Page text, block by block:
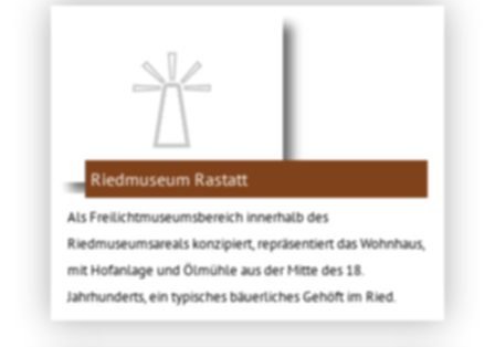
Riedmuseum Rastatt
Als Freilichtmuseumsbereich innerhalb des
Riedmuseumsareals konzipiert, repräsentiert das Wohnhaus,
mit Hofanlage und Ölmühle aus der Mitte des 18.
Jahrhunderts, ein typisches bäuerliches Gehöft im Ried.